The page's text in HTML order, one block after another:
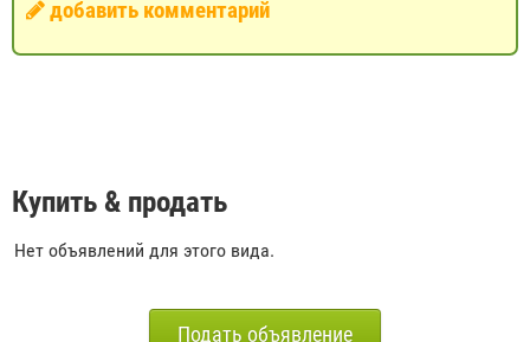
добавить комментарий
Купить & продать
Нет объявлений для этого вида.
Подать объявление